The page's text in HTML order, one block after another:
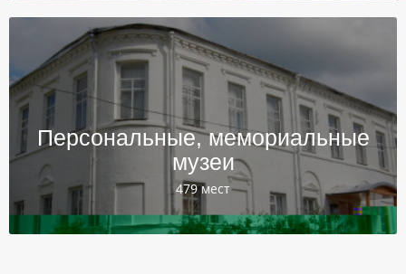
Персональные, мемориальные
музеи
479 мест